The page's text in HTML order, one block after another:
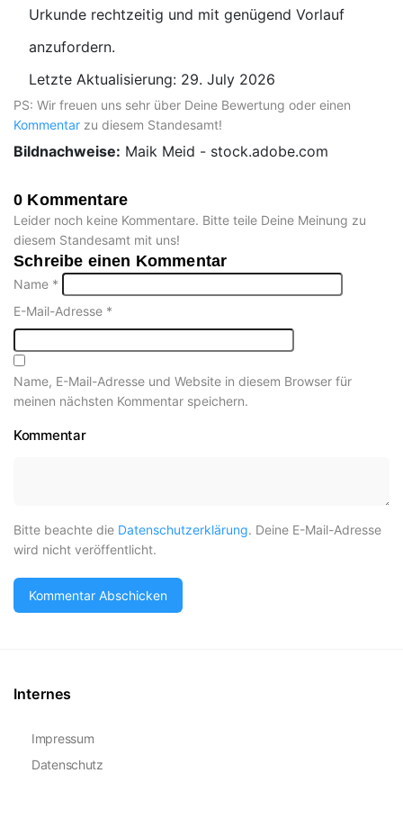
Urkunde rechtzeitig und mit genügend Vorlauf
anzufordern.
Letzte Aktualisierung: 29. July 2026
PS: Wir freuen uns sehr über Deine Bewertung oder einen
Kommentar zu diesem Standesamt!
Bildnachweise: Maik Meid - stock.adobe.com
0 Kommentare
Leider noch keine Kommentare. Bitte teile Deine Meinung zu
diesem Standesamt mit uns!
Schreibe einen Kommentar
Name *
E-Mail-Adresse *
Name, E-Mail-Adresse und Website in diesem Browser für
meinen nächsten Kommentar speichern.
Kommentar
Bitte beachte die Datenschutzerklärung. Deine E-Mail-Adresse
wird nicht veröffentlicht.
Internes
Impressum
Datenschutz